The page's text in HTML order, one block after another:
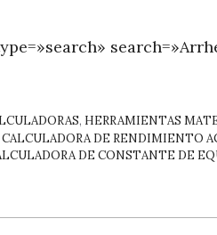
, HERRAMIENTAS
CALCULADORA DE RENDIMIENTO
DE CONSTANTE DE